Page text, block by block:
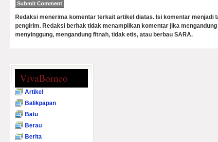
Redaksi menerima komentar terkait artikel diatas. Isi komentar menjadi
pengirim. Redaksi berhak tidak menampilkan komentar jika
menyinggung, mengandung fitnah, tidak etis, atau berbau SARA.
VivaBorneo
Artikel
Balikpapan
Batu
Berau
Berita